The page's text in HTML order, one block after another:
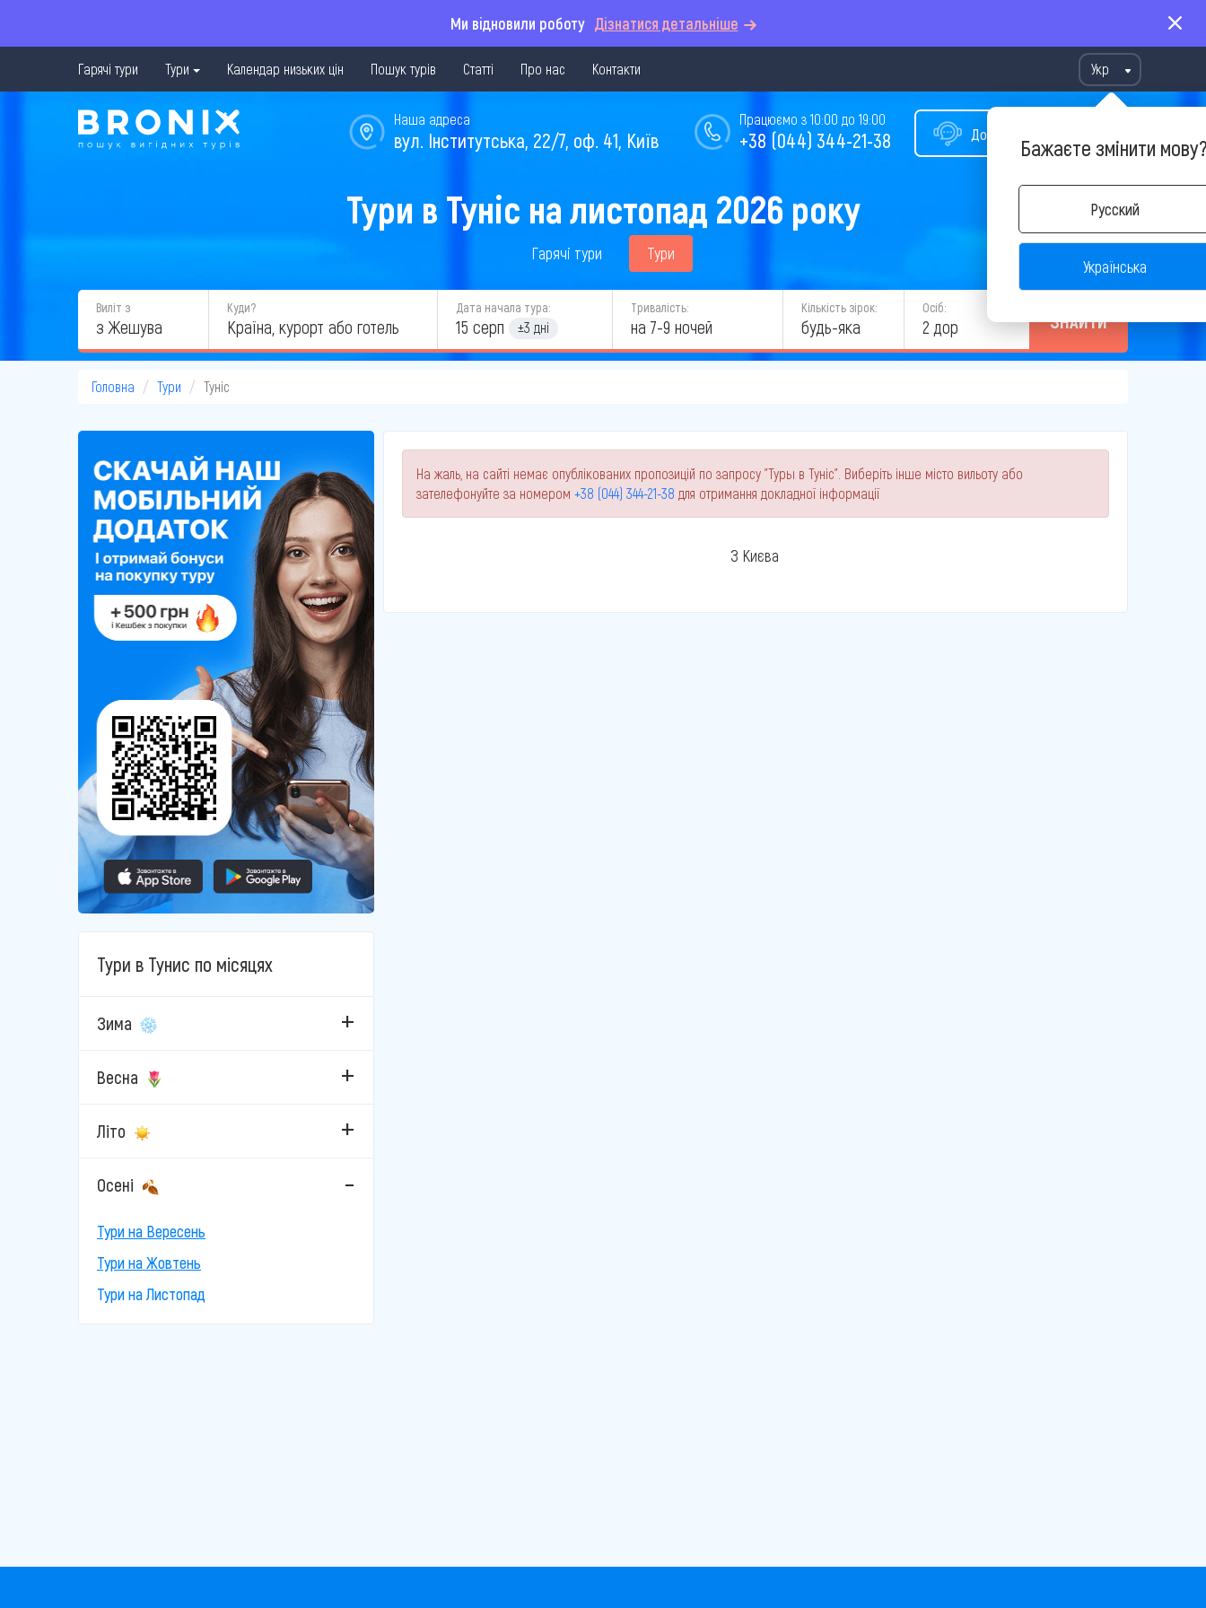
Ми відновили роботу Дізнатися детальніше
Гарячі тури Тури Календар низьких цін Пошук турів Статті Про нас Контакти Укр
Бажаєте змінити
Русский
Українська
Допомога у виборі туру
Працюємо з 10:00 до 19:00
+38 (044) 344-21-38
Наша адреса
вул. Інститутська, 22/7, оф. 41, Київ
Тури в Туніс на листопад 2026 року
Гарячі тури Тури
Виліт з
з Жешува
Куди? Дата начала тура:
15 серп ±3 дні
Тривалість:
на 7-9 ночей
Кількість зірок:
будь-яка
Осіб:
2 дор ЗНАЙТИ
Головна Тури Туніс
Тури в Тунис по місяцях
Зима
Весна
Літо
Осені
Тури на Вересень
Тури на Жовтень
Тури на Листопад
На жаль, на сайті немає опублікованих пропозицій по запросу "Туры в Туніс". Виберіть інше місто вильоту або
зателефонуйте за номером +38 (044) 344-21-38 для отримання докладної інформації
З Києва